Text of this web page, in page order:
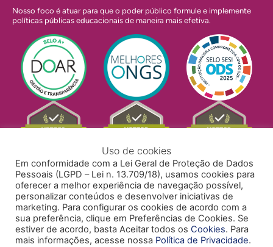
Nosso foco é atuar para que o poder público formule e implemente
políticas públicas educacionais de maneira mais efetiva.
Uso de cookies
Em conformidade com a Lei Geral de Proteção de Dados
Pessoais (LGPD – Lei n. 13.709/18), usamos cookies para
oferecer a melhor experiência de navegação possível,
personalizar conteúdos e desenvolver iniciativas de
marketing. Para configurar os cookies de acordo com a
sua preferência, clique em Preferências de Cookies. Se
estiver de acordo, basta Aceitar todos os Cookies. Para
mais informações, acesse nossa Política de Privacidade.